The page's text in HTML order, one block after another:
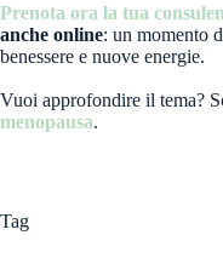
Prenota ora la tua
anche online: un momento
benessere e nuove energie.
Vuoi approfondire il tema?
menopausa.
Tag